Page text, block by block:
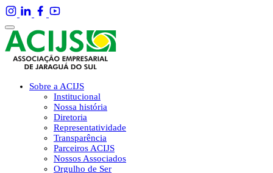
Sobre a ACIJS
Institucional
Nossa história
Diretoria
Representatividade
Transparência
Parceiros ACIJS
Nossos Associados
Orgulho de Ser